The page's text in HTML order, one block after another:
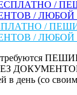
/
/ ЛЮБОЙ
в день (со